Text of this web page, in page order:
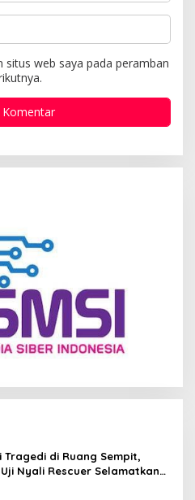
situs web saya pada peramban
di Ruang Sempit,
Uji Nyali Rescuer Selamatkan